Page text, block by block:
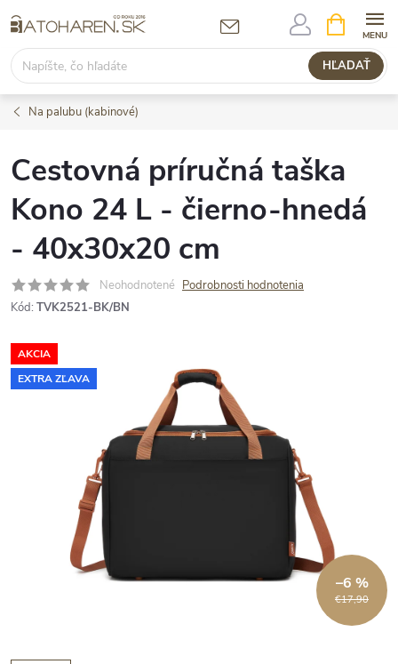
na
obsah
HĽADAŤ
KOŠÍK
Na palubu (kabinové)
Cestovná príručná taška
Kono 24 L - čierno-hnedá
- 40x30x20 cm
Neohodnotené Podrobnosti hodnotenia
Kód: TVK2521-BK/BN
AKCIA
EXTRA ZĽAVA
€17,90
–6 %